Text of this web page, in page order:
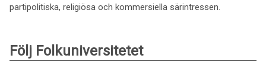
partipolitiska, religiösa och kommersiella särintressen.
Följ Folkuniversitetet